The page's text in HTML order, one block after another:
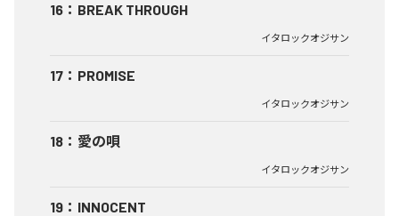
16 ： BREAK THROUGH
イタロックオジサン
17 ： PROMISE
イタロックオジサン
18 ： 愛の唄
イタロックオジサン
19 ： INNOCENT